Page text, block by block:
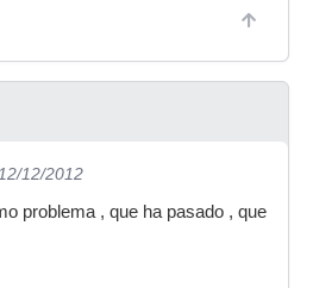
12/2012
problema , que ha pasado , que